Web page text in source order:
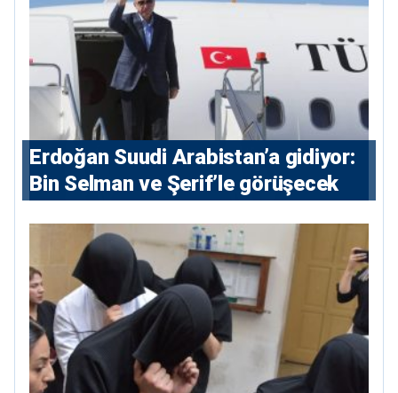
Erdoğan Suudi Arabistan’a gidiyor:
Bin Selman ve Şerif’le görüşecek